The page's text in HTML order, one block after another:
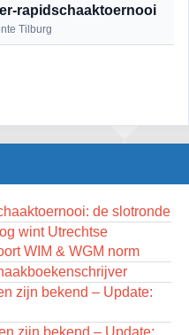
rapidschaaktoernooi
Tilburg
2026
de slotronde
wint Utrechtse
WIM & WGM norm
zijn bekend – Update:
zijn bekend – Update: